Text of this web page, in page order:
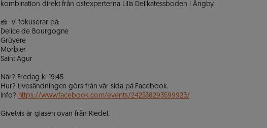
kombination direkt från ostexperterna Lilla Delikatessboden i Ängby.
🧀  vi fokuserar på:
Delice de Bourgogne
Grüyere
Morbier
Saint Agur
När? Fredag kl 19:45
Hur? Livesändningen görs från vår sida på Facebook.
Info? https://www.facebook.com/events/242538293599923/
Givetvis är glasen ovan från Riedel.